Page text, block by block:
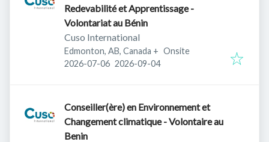
Redevabilité et Apprentissage -
Volontariat au Bénin
Cuso International
Edmonton, AB, Canada + Onsite
Published:
2026-07-06 Expires:
2026-09-04
Conseiller(ère) en Environnement et
Changement climatique - Volontaire au
Benin